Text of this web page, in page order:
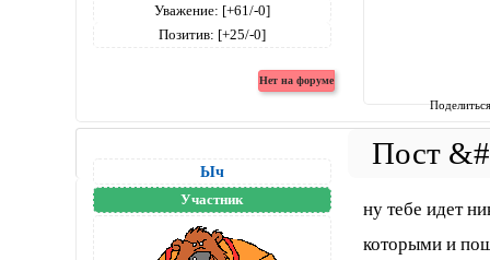
Уважение: [+61/-0]
Позитив: [+25/-0]
Ыч
Участник
ну тебе идет
которыми и